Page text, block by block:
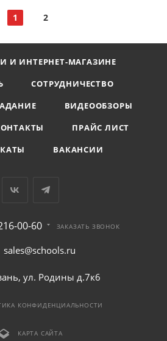
1 2
И ИНТЕРНЕТ-МАГАЗИНЕ
СОТРУДНИЧЕСТВО
ВИДЕООБЗОРЫ
ПРАЙС ЛИСТ
ВАКАНСИИ
00-60 ЗАКАЗАТЬ ЗВОНОК
sales@schools.ru
ул. Родины д.7к6
КОНФИДЕНЦИАЛЬНОСТИ
КАРТА САЙТА